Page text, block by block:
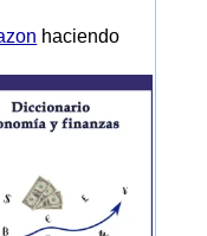
haciendo